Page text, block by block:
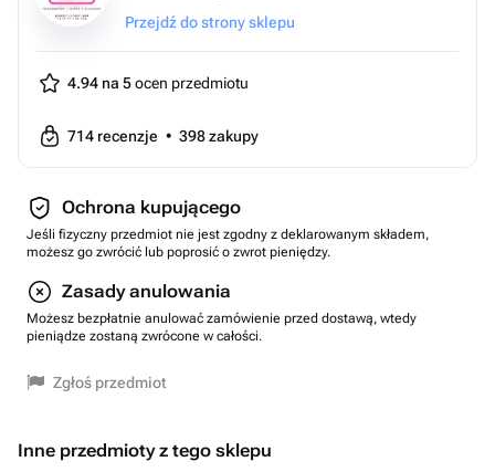
Przejdź do strony sklepu
4.94 na 5ocen przedmiotu
714 recenzje • 398zakupy
Ochrona kupującego
Jeśli fizyczny przedmiot nie jest zgodny z deklarowanym składem,
możesz go zwrócić lub poprosić o zwrot pieniędzy.
Zasady anulowania
Możesz bezpłatnie anulować zamówienie przed dostawą, wtedy
pieniądze zostaną zwrócone w całości.
Zgłoś przedmiot
Inne przedmioty z tego sklepu